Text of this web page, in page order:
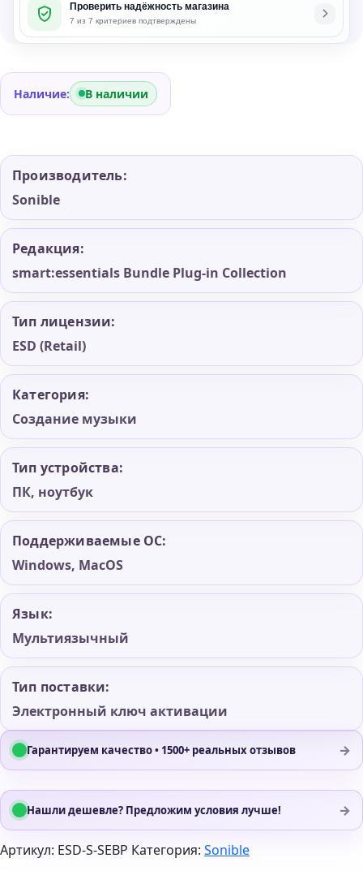
Проверить надёжность магазина
7 из 7 критериев подтверждены
Наличие: В наличии
Производитель:
Sonible
Редакция:
smart:essentials Bundle Plug-in Collection
Тип лицензии:
ESD (Retail)
Категория:
Создание музыки
Тип устройства:
ПК, ноутбук
Поддерживаемые ОС:
Windows, MacOS
Язык:
Мультиязычный
Тип поставки:
Электронный ключ активации
Гарантируем качество • 1500+ реальных отзывов →
Нашли дешевле? Предложим условия лучше! →
Артикул: ESD-S-SEBP Категория: Sonible